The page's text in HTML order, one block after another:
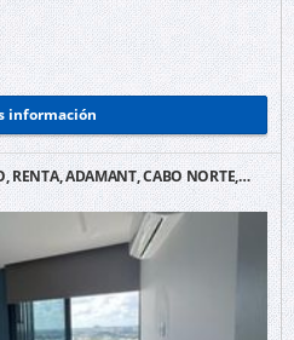
información
RENTA, ADAMANT, CABO NORTE,…